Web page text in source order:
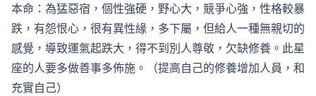
本命：為猛惡宿，個性強硬，野心大，競爭心強，性格較暴
跌，有怨恨心，很有異性緣，多下屬，但給人一種無親切的
感覺，導致運氣起跌大，得不到別人尊敬，欠缺修養。此星
座的人要多做善事多佈施。（提高自己的修養增加人員，和
充實自己）